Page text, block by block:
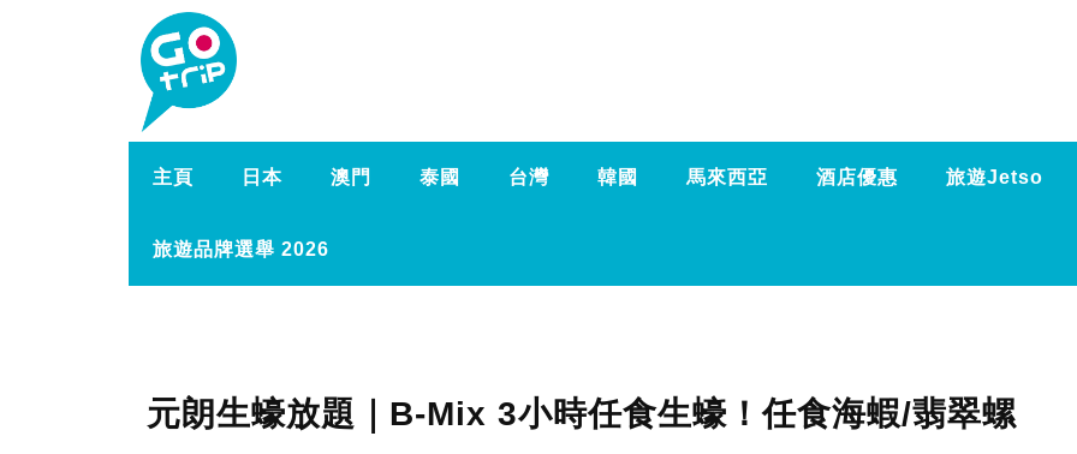
主頁 日本 澳門 泰國 台灣 韓國 馬來西亞 酒店優惠 旅遊Jetso
旅遊品牌選舉 2026
元朗生蠔放題｜B-Mix 3小時任食生蠔！任食海蝦/翡翠螺